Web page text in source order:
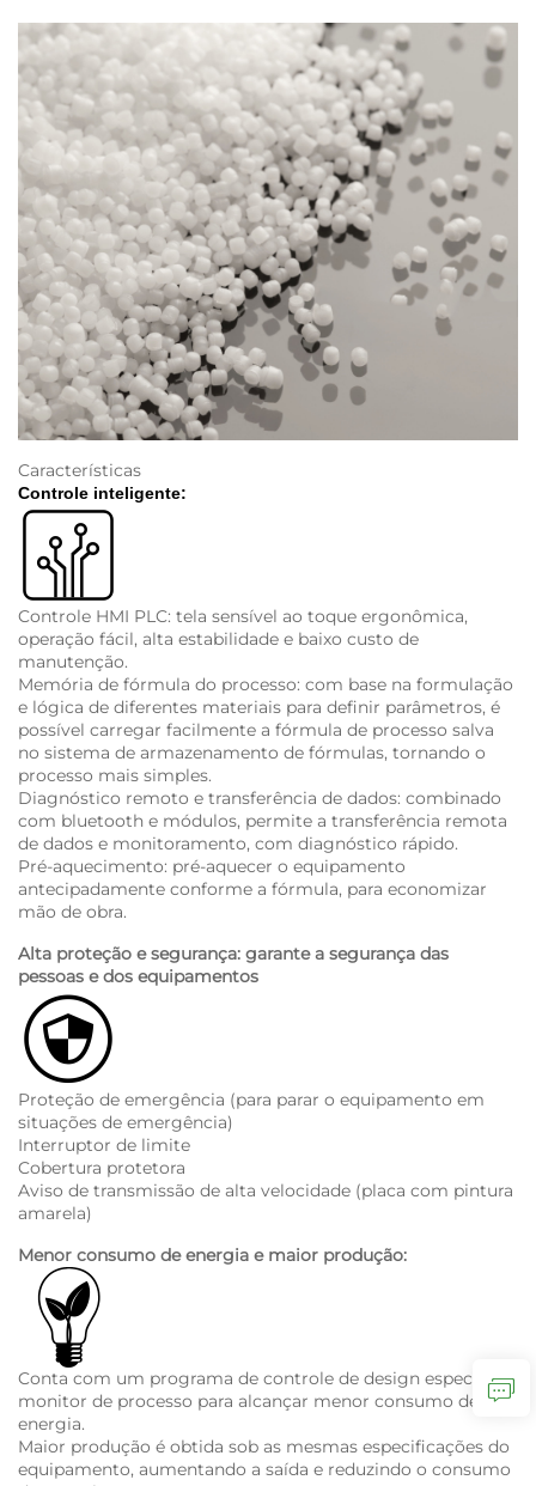
Características
Controle inteligente:
Controle HMI PLC: tela sensível ao toque ergonômica,
operação fácil, alta estabilidade e baixo custo de
manutenção.
Memória de fórmula do processo: com base na formulação
e lógica de diferentes materiais para definir parâmetros, é
possível carregar facilmente a fórmula de processo salva
no sistema de armazenamento de fórmulas, tornando o
processo mais simples.
Diagnóstico remoto e transferência de dados: combinado
com bluetooth e módulos, permite a transferência remota
de dados e monitoramento, com diagnóstico rápido.
Pré-aquecimento: pré-aquecer o equipamento
antecipadamente conforme a fórmula, para economizar
mão de obra.
Alta proteção e segurança: garante a segurança das
pessoas e dos equipamentos
Proteção de emergência (para parar o equipamento em
situações de emergência)
Interruptor de limite
Cobertura protetora
Aviso de transmissão de alta velocidade (placa com pintura
amarela)
Menor consumo de energia e maior produção:
Conta com um programa de controle de design especial e
monitor de processo para alcançar menor consumo de
energia.
Maior produção é obtida sob as mesmas especificações do
equipamento, aumentando a saída e reduzindo o consumo